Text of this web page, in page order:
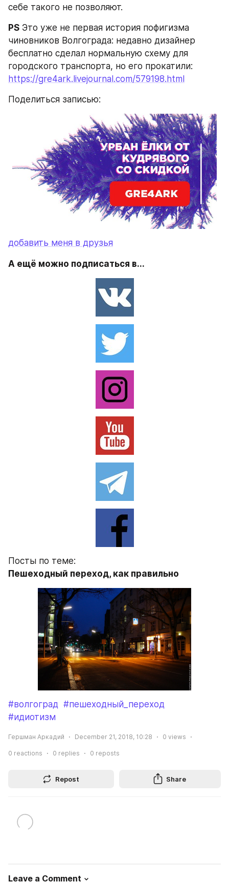
себе такого не позволяют.
PS Это уже не первая история пофигизма
чиновников Волгограда: недавно дизайнер
бесплатно сделал нормальную схему для
https://gre4ark.livejournal.com/579198.html
Поделиться записью:
добавить меня в друзья
А ещё можно подписаться в...
Посты по теме:
Пешеходный переход, как правильно
#волгоград #пешеходный_переход
#идиотизм
Гершман Аркадий December 21, 2018, 10:28 0 views
0 reactions 0 replies 0 reposts
Repost Share
Leave a Comment